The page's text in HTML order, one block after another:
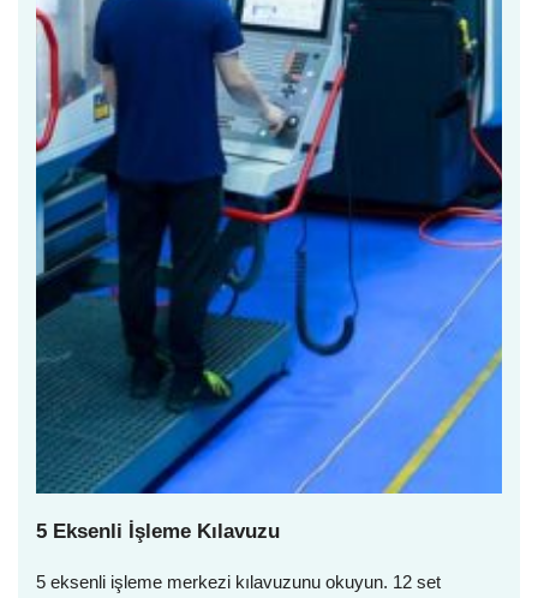
5 Eksenli İşleme Kılavuzu
5 eksenli işleme merkezi kılavuzunu okuyun. 12 set